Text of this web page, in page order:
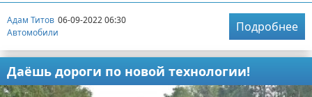
Адам Титов 06-09-2022 06:30
Автомобили
Подробнее
Даёшь дороги по новой технологии!